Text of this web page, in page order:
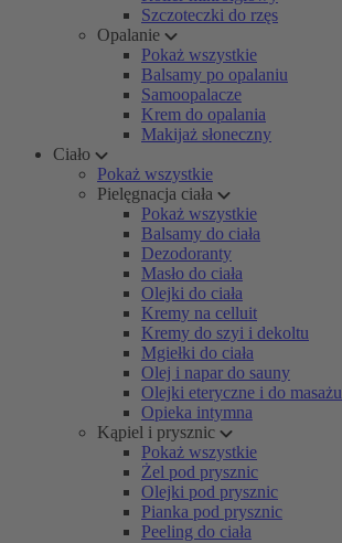
Szczoteczki do rzęs
Opalanie
Pokaż wszystkie
Balsamy po opalaniu
Samoopalacze
Krem do opalania
Makijaż słoneczny
Ciało
Pokaż wszystkie
Pielęgnacja ciała
Pokaż wszystkie
Balsamy do ciała
Dezodoranty
Masło do ciała
Olejki do ciała
Kremy na celluit
Kremy do szyi i dekoltu
Mgiełki do ciała
Olej i napar do sauny
Olejki eteryczne i do masażu
Opieka intymna
Kąpiel i prysznic
Pokaż wszystkie
Żel pod prysznic
Olejki pod prysznic
Pianka pod prysznic
Peeling do ciała